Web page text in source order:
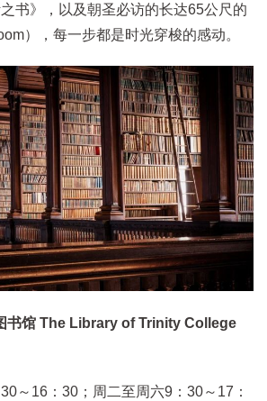
书》，以及朝圣必访的长达65公尺的
），每一步都是时光穿梭的感动。
书馆 The Library of Trinity College
～16：30；周二至周六9：30～17：